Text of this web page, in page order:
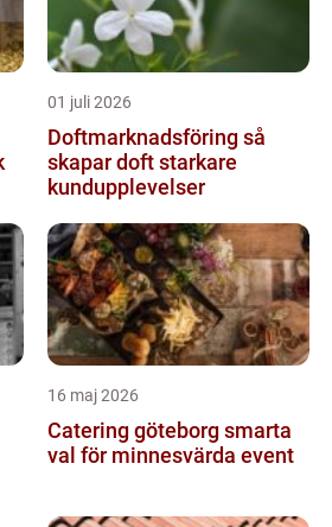
01 juli 2026
Doftmarknadsföring så
skapar doft starkare
kundupplevelser
16 maj 2026
Catering göteborg smarta
val för minnesvärda event